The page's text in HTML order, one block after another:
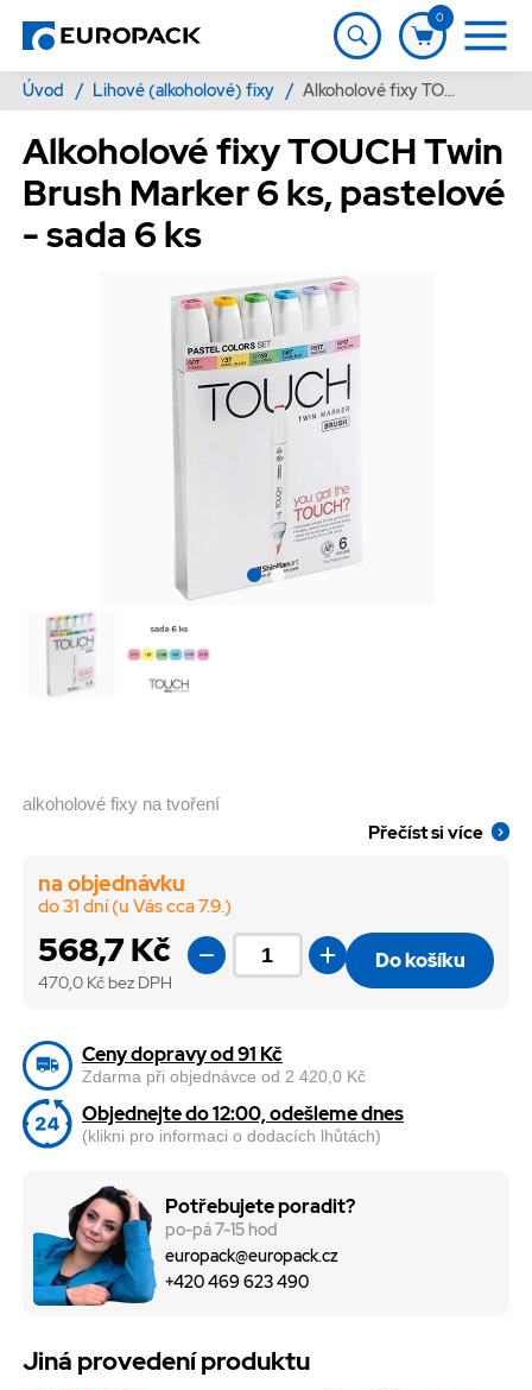
0
Úvod / Lihové (alkoholové) fixy / Alkoholové fixy TOUCH Twin Brush Marker 6 ks, pastelové - sada 6 ks
Alkoholové fixy TOUCH Twin
Brush Marker 6 ks, pastelové
- sada 6 ks
alkoholové fixy na tvoření
Přečíst si více
568,7 Kč
470,0 Kč bez DPH
na objednávku
do 31 dní (u Vás cca 7.9.)
Do košíku
Ceny dopravy od 91 Kč
Zdarma při objednávce od 2 420,0 Kč
Objednejte do 12:00, odešleme dnes
(klikni pro informaci o dodacích lhůtách)
Potřebujete poradit?
po-pá 7-15 hod
europack@europack.cz
+420 469 623 490
Jiná provedení produktu